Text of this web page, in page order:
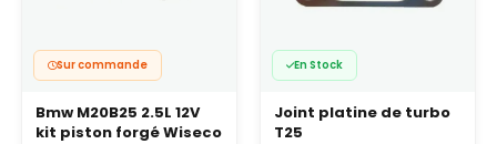
Sur commande
Bmw M20B25 2.5L 12V
kit piston forgé Wiseco
En Stock
Joint platine de turbo
T25